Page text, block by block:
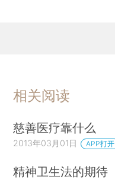
相关阅读
慈善医疗靠什么
2013年03月01日 APP打开
精神卫生法的期待